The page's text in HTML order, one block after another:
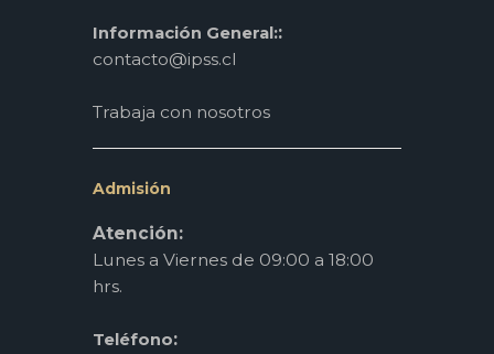
Información General::
contacto@ipss.cl
Trabaja con nosotros
Admisión
Atención:
Lunes a Viernes de 09:00 a 18:00
hrs.
Teléfono: